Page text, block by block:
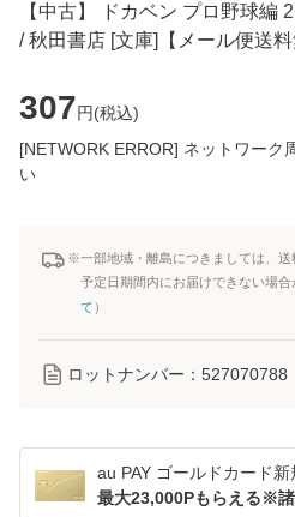
【中古】 ドカベン プロ野球編
/ 秋田書店 [文庫]【メール便送料
307円(税込)
[NETWORK ERROR] ネットワーク
い
※一部地域・離島につきましては、
予定日期間内にお届けできない場合
て ）
ロットナンバー： 527070788
au PAY ゴールドカード
最大23,000Pもらえる※諸